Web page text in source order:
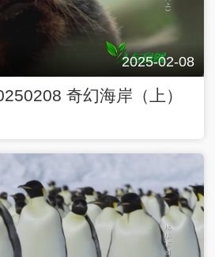
2025-02-08
奇幻海岸（上）